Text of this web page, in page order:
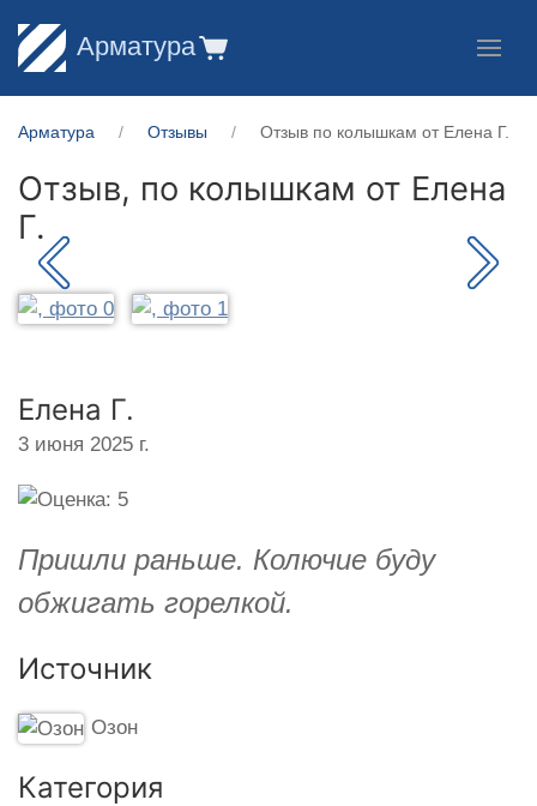
Арматура
Арматура Отзывы Отзыв по колышкам от Елена Г.
Отзыв, по колышкам от Елена
Г.
Елена Г.
3 июня 2025 г.
Пришли раньше. Колючие буду
обжигать горелкой.
Источник
Озон
Категория